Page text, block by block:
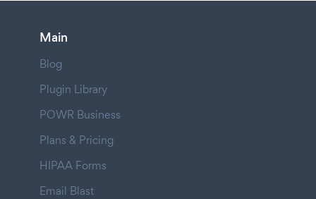
Main
Blog
Plugin Library
POWR Business
Plans & Pricing
HIPAA Forms
Email Blast